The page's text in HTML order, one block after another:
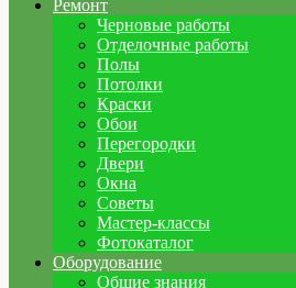
Ремонт
Черновые работы
Отделочные работы
Полы
Потолки
Краски
Обои
Перегородки
Двери
Окна
Советы
Мастер-классы
Фотокаталог
Оборудование
Общие знания